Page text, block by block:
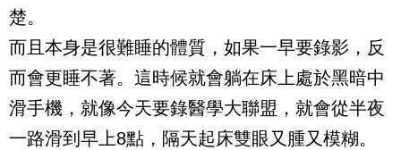
楚。
而且本身是很難睡的體質，如果一早要錄影，反
而會更睡不著。這時候就會躺在床上處於黑暗中
滑手機，就像今天要錄醫學大聯盟，就會從半夜
一路滑到早上8點，隔天起床雙眼又腫又模糊。